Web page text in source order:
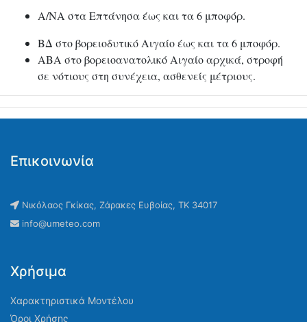
Α/ΝΑ στα Επτάνησα έως και τα 6 μποφόρ.
ΒΔ στο βορειοδυτικό Αιγαίο έως και τα 6 μποφόρ.
ΑΒΑ στο βορειοανατολικό Αιγαίο αρχικά, στροφή
σε νότιους στη συνέχεια, ασθενείς μέτριους.
Επικοινωνία
Νικόλαος Γκίκας, Ζάρακες Ευβοίας, ΤΚ 34017
info@umeteo.com
Χρήσιμα
Χαρακτηριστικά Μοντέλου
Όροι Χρήσης